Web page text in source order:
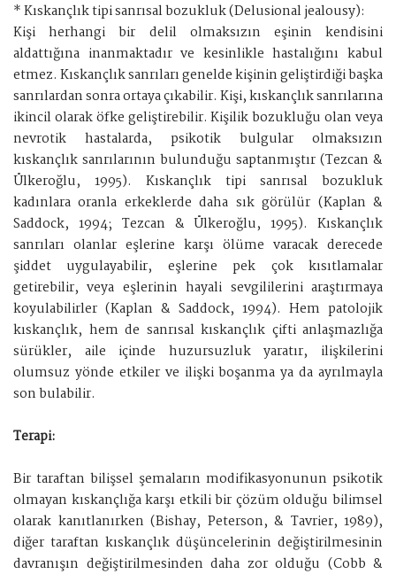
* Kıskançlık tipi sanrısal bozukluk (Delusional jealousy):
Kişi herhangi bir delil olmaksızın eşinin kendisini
aldattığına inanmaktadır ve kesinlikle hastalığını kabul
etmez. Kıskançlık sanrıları genelde kişinin geliştirdiği başka
sanrılardan sonra ortaya çıkabilir. Kişi, kıskançlık sanrılarına
ikincil olarak öfke geliştirebilir. Kişilik bozukluğu olan veya
nevrotik hastalarda, psikotik bulgular olmaksızın
kıskançlık sanrılarının bulunduğu saptanmıştır (Tezcan &
Ülkeroğlu, 1995). Kıskançlık tipi sanrısal bozukluk
kadınlara oranla erkeklerde daha sık görülür (Kaplan &
Saddock, 1994; Tezcan & Ülkeroğlu, 1995). Kıskançlık
sanrıları olanlar eşlerine karşı ölüme varacak derecede
şiddet uygulayabilir, eşlerine pek çok kısıtlamalar
getirebilir, veya eşlerinin hayali sevgililerini araştırmaya
koyulabilirler (Kaplan & Saddock, 1994). Hem patolojik
kıskançlık, hem de sanrısal kıskançlık çifti anlaşmazlığa
sürükler, aile içinde huzursuzluk yaratır, ilişkilerini
olumsuz yönde etkiler ve ilişki boşanma ya da ayrılmayla
son bulabilir.
Terapi:
Bir taraftan bilişsel şemaların modifikasyonunun psikotik
olmayan kıskançlığa karşı etkili bir çözüm olduğu bilimsel
olarak kanıtlanırken (Bishay, Peterson, & Tavrier, 1989),
diğer taraftan kıskançlık düşüncelerinin değiştirilmesinin
davranışın değiştirilmesinden daha zor olduğu (Cobb &